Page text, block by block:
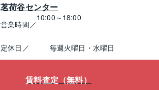
茗荷谷センター
営業時間／
10:00～18:00
定休日／ 毎週火曜日・水曜日
賃料査定（無料）